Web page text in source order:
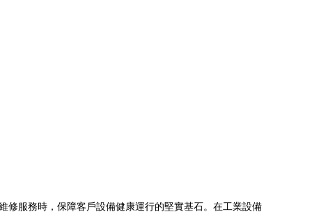
修服務時，保障客戶設備健康運行的堅實基石。在工業設備